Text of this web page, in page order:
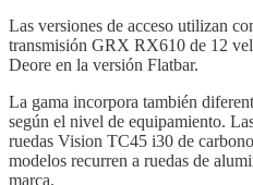
Las versiones de acceso utilizan
transmisión GRX RX610 de 12
Deore en la versión Flatbar.
La gama incorpora también
según el nivel de equipamiento.
ruedas Vision TC45 i30 de
modelos recurren a ruedas de
marca.